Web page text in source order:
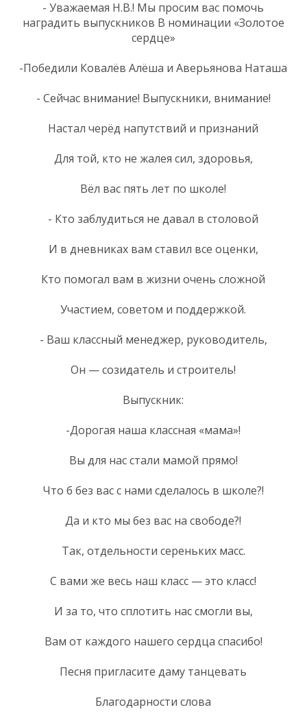
- Уважаемая Н.В.! Мы просим вас помочь
наградить выпускников В номинации «Золотое
сердце»
-Победили Ковалёв Алёша и Аверьянова Наташа
- Сейчас внимание! Выпускники, внимание!
Настал черёд напутствий и признаний
Для той, кто не жалея сил, здоровья,
Вёл вас пять лет по школе!
- Кто заблудиться не давал в столовой
И в дневниках вам ставил все оценки,
Кто помогал вам в жизни очень сложной
Участием, советом и поддержкой.
- Ваш классный менеджер, руководитель,
Он — созидатель и строитель!
Выпускник:
-Дорогая наша классная «мама»!
Вы для нас стали мамой прямо!
Что б без вас с нами сделалось в школе?!
Да и кто мы без вас на свободе?!
Так, отдельности сереньких масс.
С вами же весь наш класс — это класс!
И за то, что сплотить нас смогли вы,
Вам от каждого нашего сердца спасибо!
Песня пригласите даму танцевать
Благодарности слова